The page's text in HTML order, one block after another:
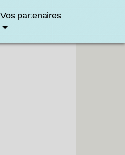
Vos partenaires